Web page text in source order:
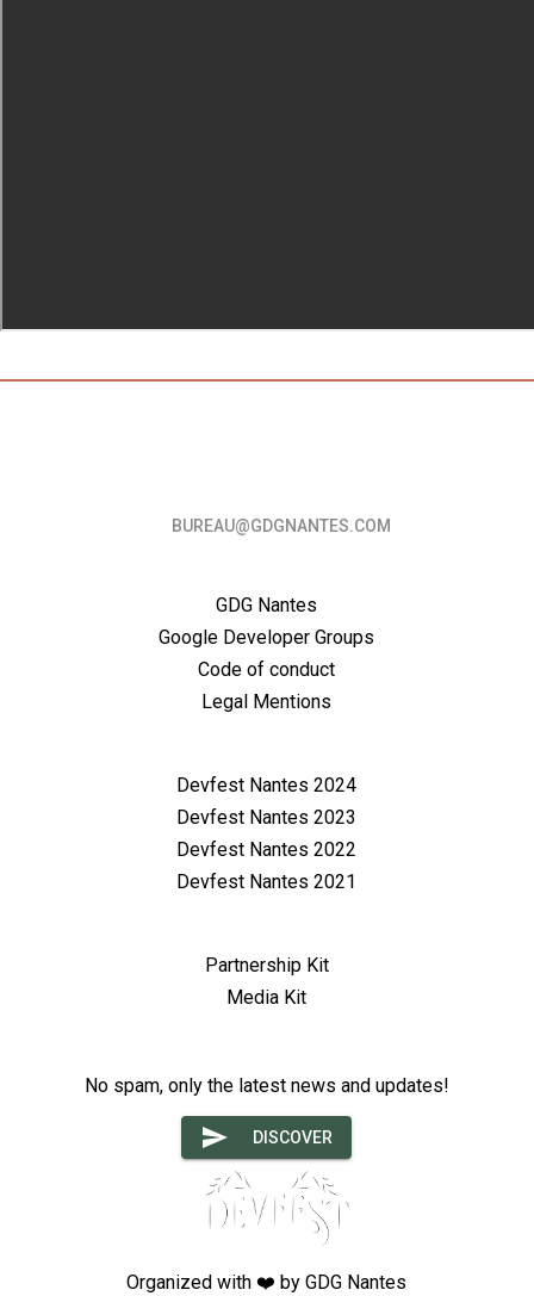
BUREAU@GDGNANTES.COM
GDG Nantes
Google Developer Groups
Code of conduct
Legal Mentions
Devfest Nantes 2024
Devfest Nantes 2023
Devfest Nantes 2022
Devfest Nantes 2021
Partnership Kit
Media Kit
No spam, only the latest news and updates!
DISCOVER
Organized with ❤️ by GDG Nantes